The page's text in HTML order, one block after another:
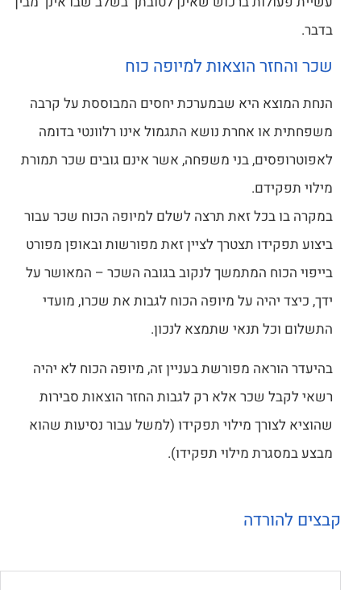
בדבר.
שכר והחזר הוצאות למיופה כוח
הנחת המוצא היא שבמערכת יחסים המבוססת על קרבה
משפחתית או אחרת נושא התגמול אינו רלוונטי בדומה
לאפוטרופסים, בני משפחה, אשר אינם גובים שכר תמורת
מילוי תפקידם.
במקרה בו בכל זאת תרצה לשלם למיופה הכוח שכר עבור
ביצוע תפקידו תצטרך לציין זאת מפורשות ובאופן מפורט
בייפוי הכוח המתמשך לנקוב בגובה השכר – המאושר על
ידך, כיצד יהיה על מיופה הכוח לגבות את שכרו, מועדי
התשלום וכל תנאי שתמצא לנכון.
בהיעדר הוראה מפורשת בעניין זה, מיופה הכוח לא יהיה
רשאי לקבל שכר אלא רק לגבות החזר הוצאות סבירות
שהוציא לצורך מילוי תפקידו (למשל עבור נסיעות שהוא
מבצע במסגרת מילוי תפקידו).
קבצים להורדה